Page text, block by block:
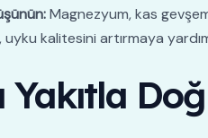
Magnezyum, kas
kalitesini artırmaya